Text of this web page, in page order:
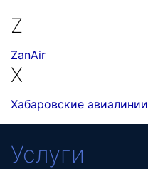
Z
ZanAir
Х
Хабаровские авиалинии
Услуги